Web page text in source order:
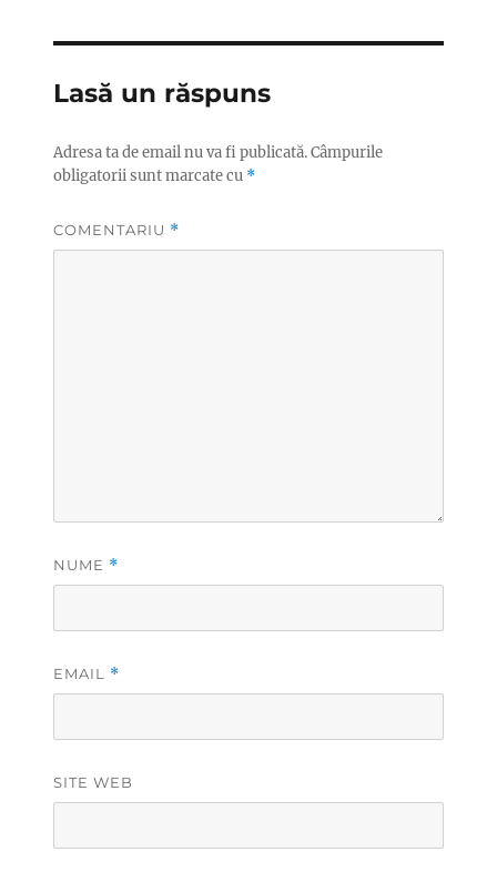
Lasă un răspuns
Adresa ta de email nu va fi publicată.Câmpurile
obligatorii sunt marcate cu *
COMENTARIU *
NUME *
EMAIL *
SITE WEB